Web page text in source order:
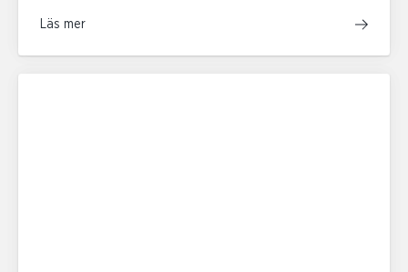
Läs mer